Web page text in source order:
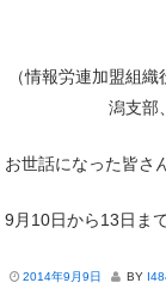
（情報労連加盟組
潟支部
お世話になった皆さ
9月10日から13日ま
2014年9月9日 BY